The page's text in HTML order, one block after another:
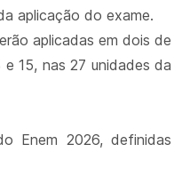
aplicação do exame.
aplicadas em dois de
15, nas 27 unidades da
Enem 2026, definidas